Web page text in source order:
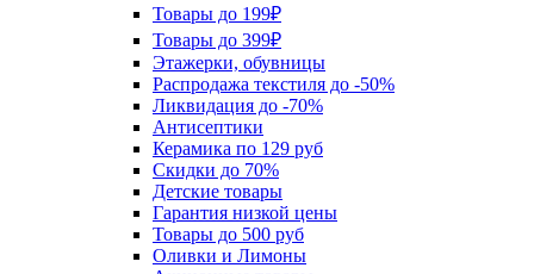
Товары до 199₽
Товары до 399₽
Этажерки, обувницы
Распродажа текстиля до -50%
Ликвидация до -70%
Антисептики
Керамика по 129 руб
Скидки до 70%
Детские товары
Гарантия низкой цены
Товары до 500 руб
Оливки и Лимоны